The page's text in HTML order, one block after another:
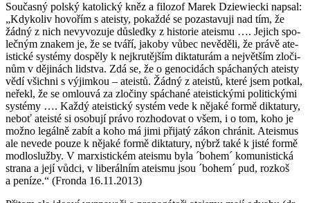
Sou­čas­ný pol­ský ka­to­lic­ký kněz a fi­lo­zof Marek Dziewiec­ki na­psal:
„Kdy­ko­liv ho­vo­řím s ate­is­ty, po­kaž­dé se po­za­sta­vu­ji nad tím, že
žádný z nich ne­vy­vo­zu­je dů­sled­ky z his­to­rie ate­is­mu …. Je­jich spo­
leč­ným zna­kem je, že se tváří, ja­ko­by vůbec ne­vě­dě­li, že právě ate­
is­tic­ké sys­témy do­spě­ly k nej­kru­těj­ším dik­ta­tu­rám a nej­vět­ším zlo­či­
nům v dě­ji­nách lid­stva. Zdá se, že o ge­no­ci­dách spácha­ných ate­is­ty
vědí všich­ni s vý­jim­kou – ate­is­tů. Žádný z ate­is­tů, které jsem po­tkal,
ne­řekl, že se omlou­vá za zlo­či­ny spácha­né ate­is­tic­ký­mi po­li­tic­ký­mi
sys­témy …. Každý ate­is­tic­ký sys­tém vede k ně­ja­ké formě dik­ta­tu­ry,
neboť ate­is­té si oso­bu­jí právo roz­ho­do­vat o všem, i o tom, koho je
možno le­gál­ně zabít a koho má jimi při­ja­tý zákon chrá­nit. Ate­is­mus
ale ne­ve­de pouze k ně­ja­ké formě dik­ta­tu­ry, nýbrž také k jisté formě
mod­lo­služ­by. V mar­xis­tic­kém ate­is­mu byla ´bohem´ ko­mu­nis­tic­ká
stra­na a její vůdci, v li­be­rál­ním ate­is­mu jsou ´bohem´ pud, rozkoš
a pe­ní­ze.“ (Fron­da 16.11.2013)